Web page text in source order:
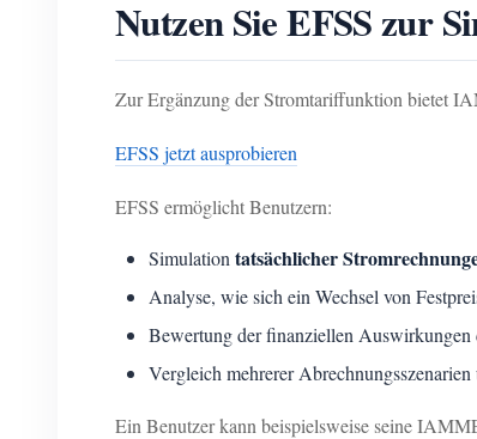
Nutzen Sie EFSS zur
Zur Ergänzung der Stromtariffunktion bietet
EFSS jetzt ausprobieren
EFSS ermöglicht Benutzern:
Simulation tatsächlicher
Analyse, wie sich ein Wechsel von
Bewertung der finanziellen Auswirkungen
Vergleich mehrerer
Ein Benutzer kann beispielsweise seine